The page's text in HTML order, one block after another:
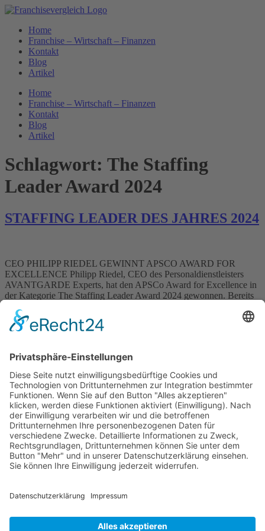
Zum
springenHome
Franchise – Wirtschaft – Finanzen
Kontakt
Blog
Artikel
Home
Franchise – Wirtschaft – Finanzen
Kontakt
Blog
Artikel
Schlagwort: The Staffing
Leader Award 2024
STAFFING LEADER DES JAHRES 2024
CEO PHILIPP RIEDEL GEWINNT APSCO AWARD FOR
EXCELLENCE Philipp Riedel, CEO des Personaldienstleisters
AVANTGARDE Experts, hat den APSCo Award for Excellence in
der Kategorie The Staffing Leader Award 2024 gewonnen. Bereits
maßgeblichen Anteil an der Erfolgsgeschichte des Unternehmens.
Mit seinem Mut zum Wandel sorgt […]
Impressum
Datenschutz
Kooperation
Werbung
Presse- und Öffentlichkeitsarbeit
Aktuelles
Themenwelt